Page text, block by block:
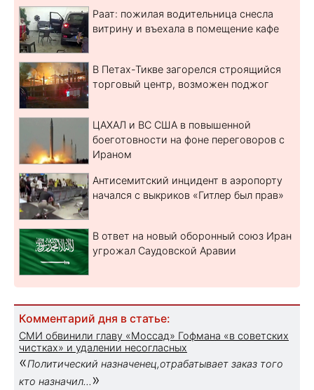
Раат: пожилая водительница снесла
витрину и въехала в помещение кафе
В Петах-Тикве загорелся строящийся
торговый центр, возможен поджог
ЦАХАЛ и ВС США в повышенной
боеготовности на фоне переговоров с
Ираном
Антисемитский инцидент в аэропорту
начался с выкриков «Гитлер был прав»
В ответ на новый оборонный союз Иран
угрожал Саудовской Аравии
Комментарий дня в статье:
СМИ обвинили главу «Моссад» Гофмана «в советских
чистках» и удалении несогласных
«Политический назначенец,отрабатывает заказ того
кто назначил... »